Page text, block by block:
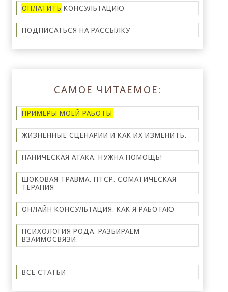
ОПЛАТИТЬ КОНСУЛЬТАЦИЮ
ПОДПИСАТЬСЯ НА РАССЫЛКУ
САМОЕ ЧИТАЕМОЕ:
ПРИМЕРЫ МОЕЙ РАБОТЫ
ЖИЗНЕННЫЕ СЦЕНАРИИ И КАК ИХ ИЗМЕНИТЬ.
ПАНИЧЕСКАЯ АТАКА. НУЖНА ПОМОЩЬ!
ШОКОВАЯ ТРАВМА. ПТСР. СОМАТИЧЕСКАЯ
ТЕРАПИЯ
ОНЛАЙН КОНСУЛЬТАЦИЯ. КАК Я РАБОТАЮ
ПСИХОЛОГИЯ РОДА. РАЗБИРАЕМ
ВЗАИМОСВЯЗИ.
ВСЕ СТАТЬИ